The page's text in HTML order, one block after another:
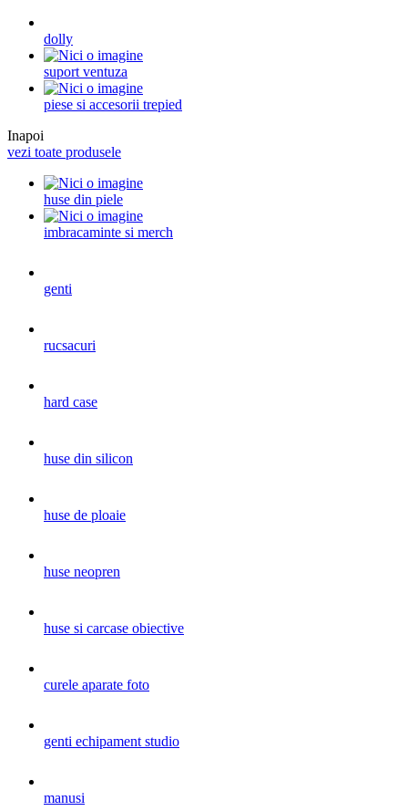
dolly
suport ventuza
piese si accesorii trepied
Inapoi
vezi toate produsele
huse din piele
imbracaminte si merch
genti
rucsacuri
hard case
huse din silicon
huse de ploaie
huse neopren
huse si carcase obiective
curele aparate foto
genti echipament studio
manusi